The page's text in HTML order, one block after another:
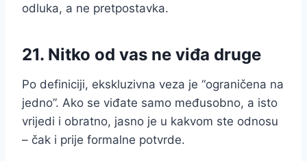
odluka, a ne pretpostavka.
21. Nitko od vas ne viđa druge
Po definiciji, ekskluzivna veza je “ograničena na
jedno”. Ako se viđate samo međusobno, a isto
vrijedi i obratno, jasno je u kakvom ste odnosu
– čak i prije formalne potvrde.